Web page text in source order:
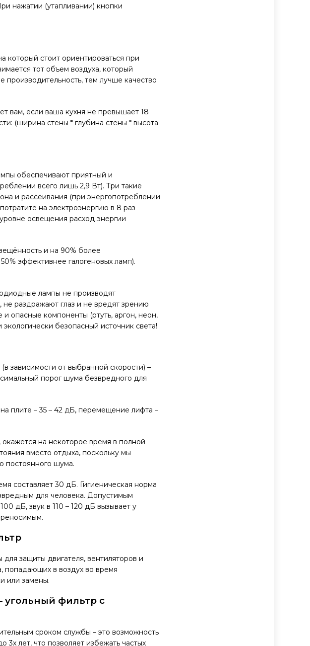
нажатии (утапливании) кнопки
который стоит ориентироваться при
тот объем воздуха, который
тем лучше качество
вам, если ваша кухня не превышает 18
(ширина стены * глубина стены * высота
обеспечивают приятный и
всего лишь 2,9 Вт). Три такие
и рассеивания (при энергопотреблении
на электроэнергию в 8 раз
освещения расход энергии
и на 90% более
эффективнее галогеновых ламп).
лампы не производят
не раздражают глаз и не вредят зрению
опасные компоненты (ртуть, аргон, неон,
безопасный источник света!
зависимости от выбранной скорости) –
порог шума безвредного для
плите – 35 – 42 дБ, перемещение лифта –
на некоторое время в полной
вместо отдыха, поскольку мы
постоянного шума.
составляет 30 дБ. Гигиеническая норма
для человека. Допустимым
дБ, звук в 110 – 120 дБ вызывает у
защиты двигателя, вентиляторов и
попадающих в воздух во время
или замены.
угольный фильтр с
сроком службы – это возможность
3х лет, что позволяет избежать частых